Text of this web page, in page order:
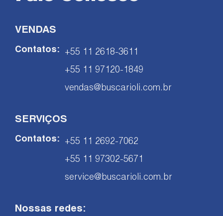
VENDAS
Contatos:
+55 11 2618-3611
+55 11 97120-1849
vendas@buscarioli.com.br
SERVIÇOS
Contatos:
+55 11 2692-7062
+55 11 97302-5671
service@buscarioli.com.br
Nossas redes: